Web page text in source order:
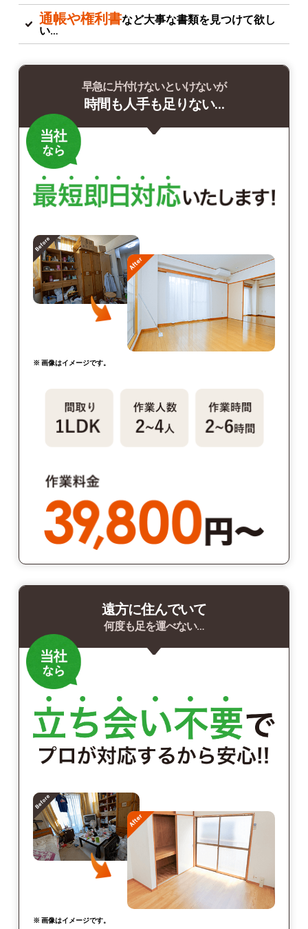
通帳や権利書など大事な書類を見つけて欲し
い…
早急に片付けないといけないが
時間も人手も足りない…
※ 画像はイメージです。
遠方に住んでいて
何度も足を運べない…
※ 画像はイメージです。